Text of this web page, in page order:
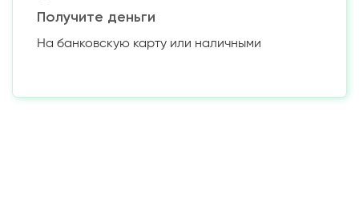
Получите деньги
На банковскую карту или наличными